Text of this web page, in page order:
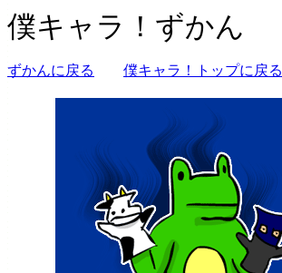
僕キャラ！ずかん
ずかんに戻る 僕キャラ！トップに戻る